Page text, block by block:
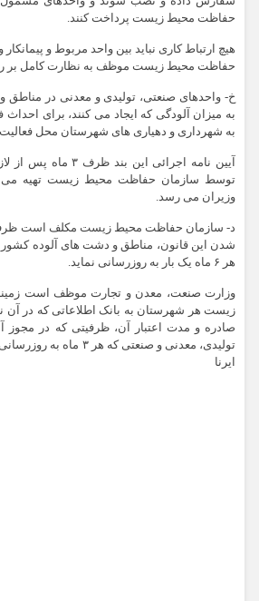
حفاظت محیط زیست پرداخت کنند.
هیچ ارتباط کاری نباید بین واحد مربوط و
حفاظت محیط زیست موظف به نظارت کامل بر
خ- واحدهای صنعتی، تولیدی و معدنی در
به میزان آلودگی که ایجاد می کنند، برای
به شهرداری و دهیاری های شهرستان محل
آیین نامه اجرائی این
توسط سازمان حفاظت محیط زیست تهیه
وزیران می رسد.
شدن این قانون، مناطق و دشت های آلوده کشور
هر ۶ ماه یک بار به روزرسانی نماید.
وزارت صنعت، معدن و تجارت موظف است
زیست هر شهرستان به بانک اطلاعاتی که در آن
صادره و مدت اعتبار آن، ظرفیتی که در مجوز
تولیدی، معدنی و صنعتی که
ایرنا